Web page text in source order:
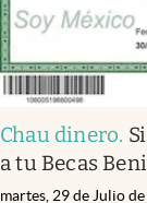
Chau dinero.
a tu Becas
martes, 29 de Julio